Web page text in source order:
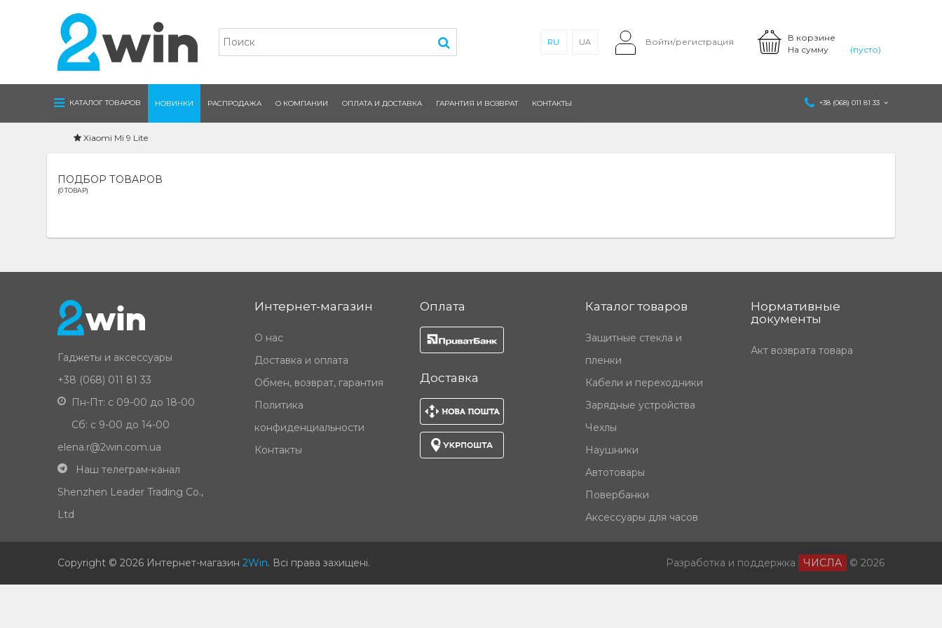
В корзине
На сумму
(пусто)
RU UA Войти/регистрация
КАТАЛОГ ТОВАРОВ НОВИНКИ РАСПРОДАЖА О КОМПАНИИ ОПЛАТА И ДОСТАВКА ГАРАНТИЯ И ВОЗВРАТ КОНТАКТЫ +38 (068) 011 81 33
Xiaomi Mi 9 Lite
ПОДБОР ТОВАРОВ
(0 ТОВАР)
Гаджеты и аксессуары
+38 (068) 011 81 33
Пн-Пт: с 09-00 до 18-00
Сб: с 9-00 до 14-00
elena.r@2win.com.ua
Наш телеграм-канал
Shenzhen Leader Trading Co.,
Ltd
Интернет-магазин
О нас
Доставка и оплата
Обмен, возврат, гарантия
Политика
конфиденциальности
Контакты
Оплата
Доставка
Каталог товаров
Защитные стекла и
пленки
Кабели и переходники
Зарядные устройства
Чехлы
Наушники
Автотовары
Повербанки
Аксессуары для часов
Нормативные
документы
Акт возврата товара
Copyright © 2026 Интернет-магазин2Win. Всі права захищені. Разработка и поддержка ЧИСЛА © 2026